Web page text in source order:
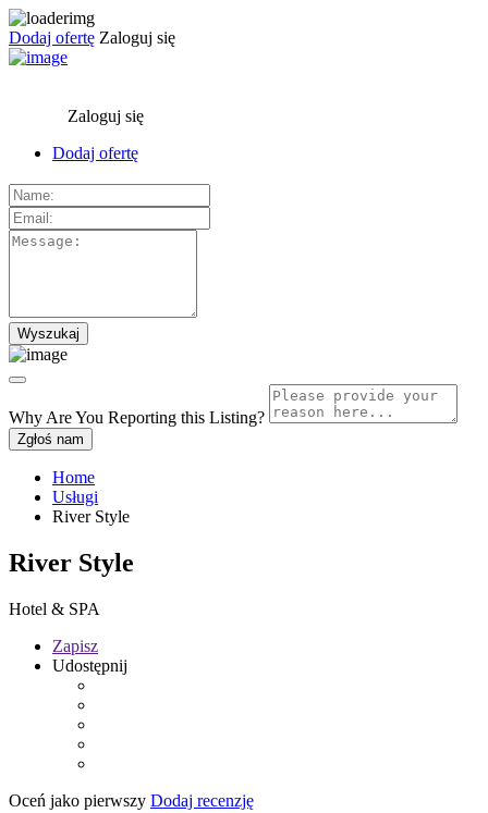
Dodaj ofertę Zaloguj się
Zaloguj się
Dodaj ofertę
Why Are You Reporting this Listing?
Zgłoś nam
Home
Usługi
River Style
River Style
Hotel & SPA
Zapisz
Udostępnij
Oceń jako pierwszy Dodaj recenzję